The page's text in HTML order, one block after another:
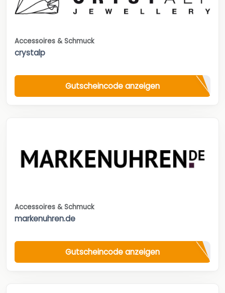
Accessoires & Schmuck
crystalp
Gutscheincode anzeigen
Accessoires & Schmuck
markenuhren.de
Gutscheincode anzeigen